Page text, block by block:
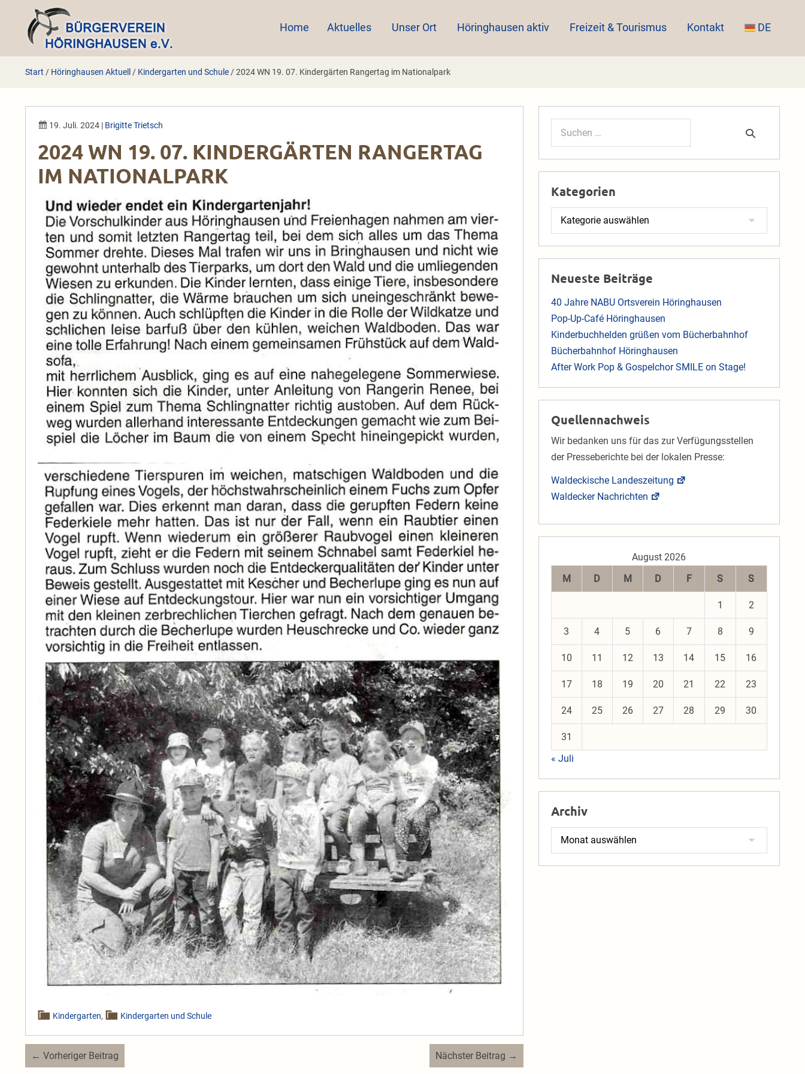
springen
Home Aktuelles Unser Ort Höringhausen aktiv Freizeit & Tourismus Kontakt DE
Start / Höringhausen Aktuell / Kindergarten und Schule /2024 WN 19. 07. Kindergärten Rangertag im Nationalpark
19. Juli. 2024 | Brigitte Trietsch
2024 WN 19. 07. KINDERGÄRTEN RANGERTAG
IM NATIONALPARK
Kindergarten, Kindergarten und Schule
Beitragsnavigation
← Vorheriger Beitrag Nächster Beitrag →
Suchen
Kategorien
Kategorien
Neueste Beiträge
40 Jahre NABU Ortsverein Höringhausen
Pop-Up-Café Höringhausen
Kinderbuchhelden grüßen vom Bücherbahnhof
Bücherbahnhof Höringhausen
After Work Pop & Gospelchor SMILE on Stage!
Quellennachweis
Wir bedanken uns für das zur Verfügungsstellen
der Presseberichte bei der lokalen Presse:
Waldeckische Landeszeitung
Waldecker Nachrichten
August 2026
M
D M D F S S
1 2
3 4 5 6 7 8 9
10 11 12 13 14 15 16
17 18 19 20 21 22 23
24 25 26 27 28 29 30
31
« Juli
Archiv
Archiv